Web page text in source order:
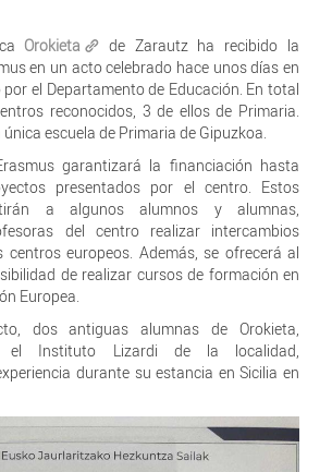
Orokieta
de Zarautz ha recibido la
en un acto celebrado hace unos días en
el Departamento de Educación. En total
reconocidos, 3 de ellos de Primaria.
escuela de Primaria de Gipuzkoa.
garantizará la financiación hasta
presentados por el centro. Estos
a algunos alumnos y alumnas,
del centro realizar intercambios
europeos. Además, se ofrecerá al
de realizar cursos de formación en
Europea.
dos antiguas alumnas de Orokieta,
el Instituto Lizardi de la localidad,
durante su estancia en Sicilia en